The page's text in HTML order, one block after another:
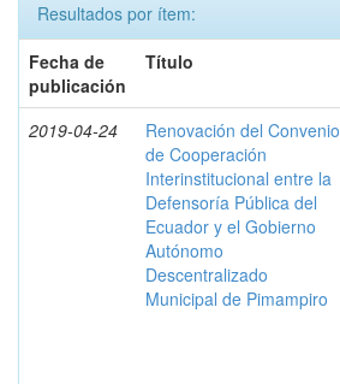
Resultados por ítem:
Fecha de
publicación
Título
2019-04-24
Renovación del Convenio
de Cooperación
Interinstitucional entre la
Defensoría Pública del
Ecuador y el Gobierno
Autónomo
Descentralizado
Municipal de Pimampiro